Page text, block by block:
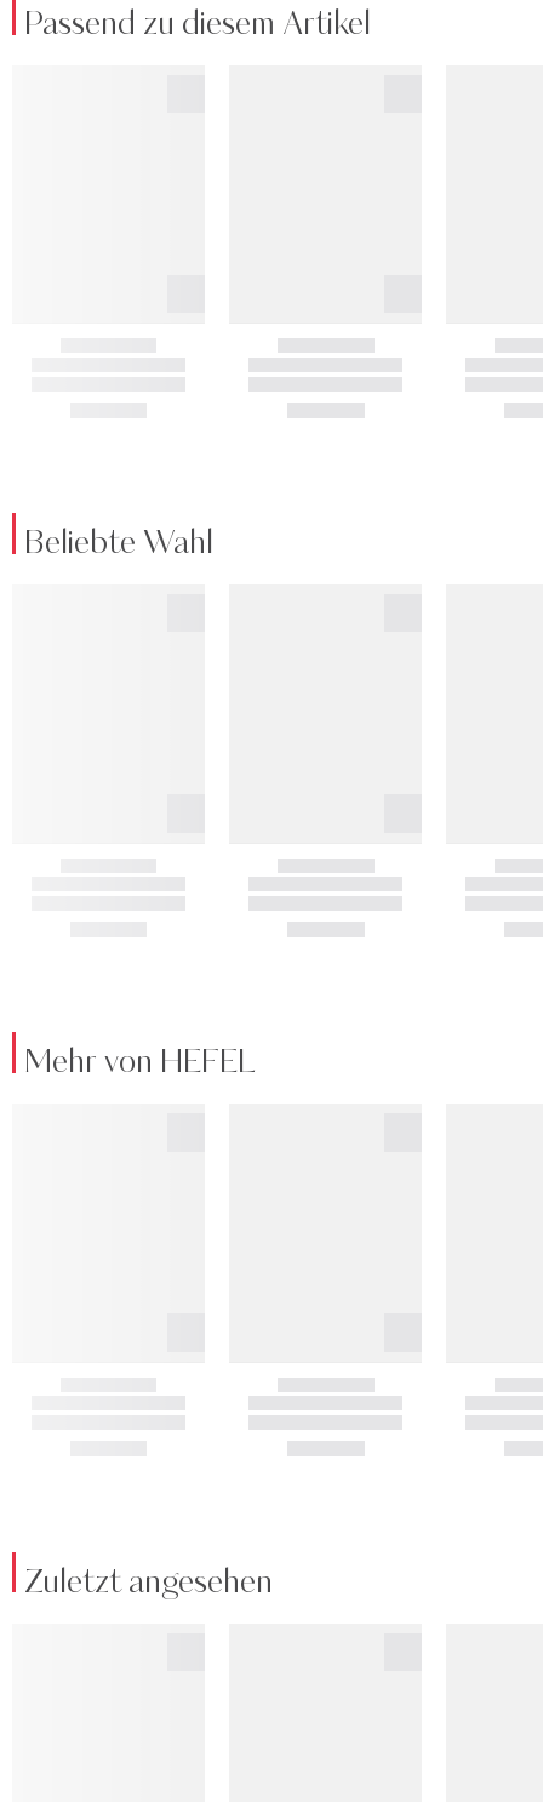
Passend zu diesem Artikel
Beliebte Wahl
Mehr von HEFEL
Zuletzt angesehen